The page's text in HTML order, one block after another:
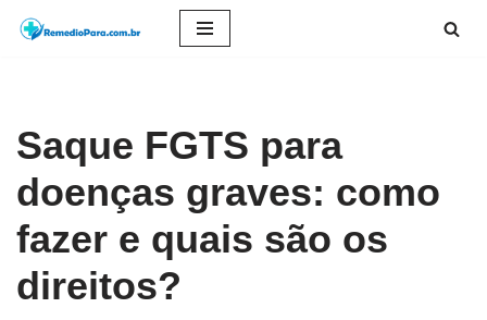
conteúdo
Saque FGTS para
doenças graves: como
fazer e quais são os
direitos?